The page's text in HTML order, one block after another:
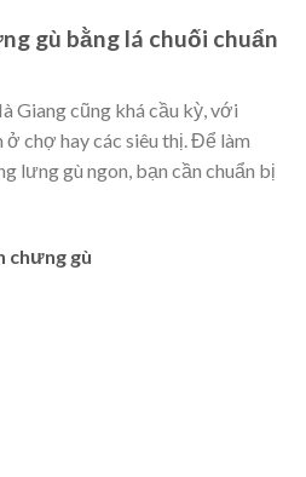
gù bằng lá chuối chuẩn
Giang cũng khá cầu kỳ, với
chợ hay các siêu thị. Để làm
lưng gù ngon, bạn cần chuẩn bị
chưng gù